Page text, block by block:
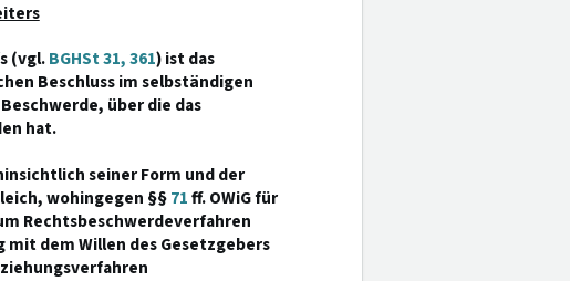
(vgl.BGHSt 31, 361) ist das
Beschluss im selbständigen
über die das
hat.
seiner Form und der
wohingegen §§71ff. OWiG für
Rechtsbeschwerdeverfahren
dem Willen des Gesetzgebers